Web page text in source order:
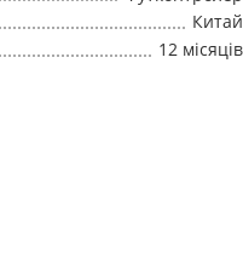
Китай
12 місяців